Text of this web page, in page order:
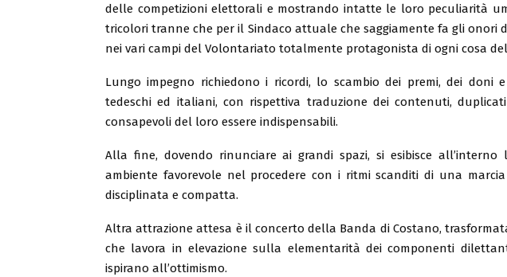
delle competizioni elettorali e mostrando intatte le loro peculiarità
tricolori tranne che per il Sindaco attuale che saggiamente fa gli onori
nei vari campi del Volontariato totalmente protagonista di ogni cosa
Lungo impegno richiedono i ricordi, lo scambio dei premi, dei doni
tedeschi ed italiani, con rispettiva traduzione dei contenuti,
consapevoli del loro essere indispensabili.
Alla fine, dovendo rinunciare ai grandi spazi, si esibisce
ambiente favorevole nel procedere con i ritmi scanditi di una
disciplinata e compatta.
Altra attrazione attesa è il concerto della Banda di Costano,
che lavora in elevazione sulla elementarità dei componenti
ispirano all’ottimismo.